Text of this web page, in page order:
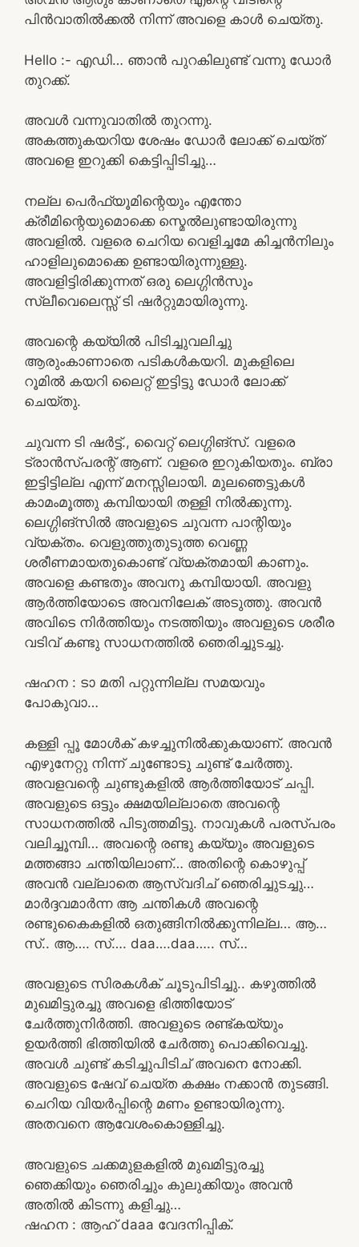
പിൻവാതിൽക്കൽ നിന്ന് അവളെ കാൾ ചെയ്തു.
Hello :- എഡി… ഞാൻ പുറകിലുണ്ട് വന്നു ഡോർ
തുറക്ക്.
അവൾ വന്നുവാതിൽ തുറന്നു.
അകത്തുകയറിയ ശേഷം ഡോർ ലോക്ക് ചെയ്ത്
അവളെ ഇറുക്കി കെട്ടിപ്പിടിച്ചു…
നല്ല പെർഫ്യൂമിന്റെയും എന്തോ
ക്രീമിന്റെയുമൊക്കെ സ്മെൽലുണ്ടായിരുന്നു
അവളിൽ. വളരെ ചെറിയ വെളിച്ചമേ കിച്ചൻനിലും
ഹാളിലുമൊക്കെ ഉണ്ടായിരുന്നുള്ളു.
അവളിട്ടിരിക്കുന്നത് ഒരു ലെഗ്ഗിൻസും
സ്ലീവെലെസ്സ് ടി ഷർറ്റുമായിരുന്നു.
അവന്റെ കയ്യിൽ പിടിച്ചുവലിച്ചു
ആരുംകാണാതെ പടികൾകയറി. മുകളിലെ
റൂമിൽ കയറി ലൈറ്റ് ഇട്ടിട്ടു ഡോർ ലോക്ക്
ചെയ്തു.
ചുവന്ന ടി ഷർട്ട്., വൈറ്റ് ലെഗ്ഗിങ്‌സ്. വളരെ
ട്രാൻസ്പരന്റ് ആണ്. വളരെ ഇറുകിയതും. ബ്രാ
ഇട്ടിട്ടില്ല എന്ന് മനസ്സിലായി. മുലഞെട്ടുകൾ
കാമംമൂത്തു കമ്പിയായി തള്ളി നിൽക്കുന്നു.
ലെഗ്ഗിങ്‌സിൽ അവളുടെ ചുവന്ന പാന്റിയും
വ്യക്തം. വെളുത്തുതുടുത്ത വെണ്ണ
ശരീണമായതുകൊണ്ട് വ്യക്തമായി കാണും.
അവളെ കണ്ടതും അവനു കമ്പിയായി. അവളു
ആർത്തിയോടെ അവനിലേക് അടുത്തു. അവൻ
അവിടെ നിർത്തിയും നടത്തിയും അവളുടെ ശരീര
വടിവ് കണ്ടു സാധനത്തിൽ ഞെരിച്ചുടച്ചു.
ഷഹന : ടാ മതി പറ്റുന്നില്ല സമയവും
പോകുവാ…
കള്ളി പ്പൂ മോൾക് കഴച്ചുനിൽക്കുകയാണ്. അവൻ
എഴുനേറ്റു നിന്ന് ചുണ്ടോടു ചുണ്ട് ചേർത്തു.
അവളവന്റെ ചുണ്ടുകളിൽ ആർത്തിയോട് ചപ്പി.
അവളുടെ ഒട്ടും ക്ഷമയില്ലാതെ അവന്റെ
സാധനത്തിൽ പിടുത്തമിട്ടു. നാവുകൾ പരസ്പരം
വലിച്ചൂമ്പി… അവന്റെ രണ്ടു കയ്യും അവളുടെ
മത്തങ്ങാ ചന്തിയിലാണ്… അതിന്റെ കൊഴുപ്പ്
അവൻ വല്ലാതെ ആസ്വദിച് ഞെരിച്ചുടച്ചു…
മാർദ്ദവമാർന്ന ആ ചന്തികൾ അവന്റെ
രണ്ടുകൈകളിൽ ഒതുങ്ങിനിൽക്കുന്നില്ല… ആ…
സ്.. ആ…. സ്…. daa….daa….. സ്…
അവളുടെ സിരകൾക് ചൂടുപിടിച്ചു.. കഴുത്തിൽ
മുഖമിട്ടുരച്ചു അവളെ ഭിത്തിയോട്
ചേർത്തുനിർത്തി. അവളുടെ രണ്ട്കയ്യും
ഉയർത്തി ഭിത്തിയിൽ ചേർത്തു പൊക്കിവെച്ചു.
അവൾ ചുണ്ട് കടിച്ചുപിടിച് അവനെ നോക്കി.
അവളുടെ ഷേവ് ചെയ്ത കക്ഷം നക്കാൻ തുടങ്ങി.
ചെറിയ വിയർപ്പിന്റെ മണം ഉണ്ടായിരുന്നു.
അതവനെ ആവേശംകൊള്ളിച്ചു.
അവളുടെ ചക്കമുളകളിൽ മുഖമിട്ടുരച്ചു
ഞെക്കിയും ഞെരിച്ചും കുലുക്കിയും അവൻ
അതിൽ കിടന്നു കളിച്ചു…
ഷഹന : ആഹ് daaa വേദനിപ്പിക്.